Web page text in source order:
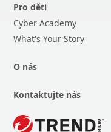
Pro děti
Cyber Academy
What's Your Story
O nás
Kontaktujte nás